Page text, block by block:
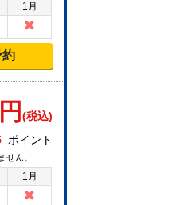
1月
約
円 (税込)
ポイント
せん。
1月